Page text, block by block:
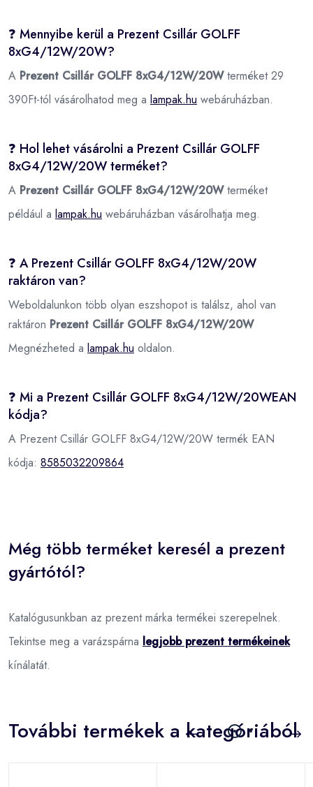
❓ Mennyibe kerül a Prezent Csillár GOLFF
8xG4/12W/20W?
A Prezent Csillár GOLFF 8xG4/12W/20Wterméket 29
390Ft-tól vásárolhatod meg a lampak.hu webáruházban.
❓ Hol lehet vásárolni a Prezent Csillár GOLFF
8xG4/12W/20W terméket?
A Prezent Csillár GOLFF 8xG4/12W/20Wterméket
például a lampak.hu webáruházban vásárolhatja meg.
❓ A Prezent Csillár GOLFF 8xG4/12W/20W
raktáron van?
Weboldalunkon több olyan eszshopot is találsz, ahol van
raktáron Prezent Csillár GOLFF 8xG4/12W/20W
Megnézheted a lampak.hu oldalon.
❓ Mi a Prezent Csillár GOLFF 8xG4/12W/20WEAN
kódja?
A Prezent Csillár GOLFF 8xG4/12W/20W termék EAN
kódja: 8585032209864
Még több terméket keresél a prezent
gyártótól?
Katalógusunkban az prezent márka termékei szerepelnek.
Tekintse meg a varázspárna legjobb prezent termékeinek
kínálatát.
További termékek a kategóriából